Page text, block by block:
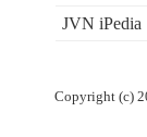
JVN iPedia
Copyright (c)